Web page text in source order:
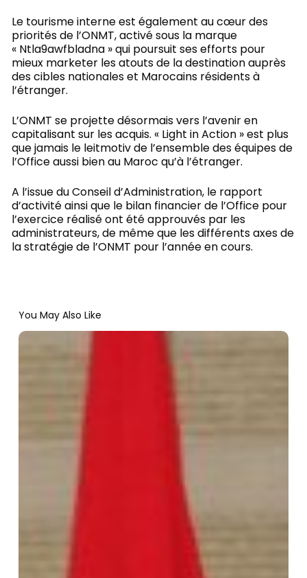
Le tourisme interne est également au cœur des
priorités de l’ONMT, activé sous la marque
« Ntla9awfbladna » qui poursuit ses efforts pour
mieux marketer les atouts de la destination auprès
des cibles nationales et Marocains résidents à
l’étranger.
L’ONMT se projette désormais vers l’avenir en
capitalisant sur les acquis. « Light in Action » est plus
que jamais le leitmotiv de l’ensemble des équipes de
l’Office aussi bien au Maroc qu’à l’étranger.
A l’issue du Conseil d’Administration, le rapport
d’activité ainsi que le bilan financier de l’Office pour
l’exercice réalisé ont été approuvés par les
administrateurs, de même que les différents axes de
la stratégie de l’ONMT pour l’année en cours.
You May Also Like